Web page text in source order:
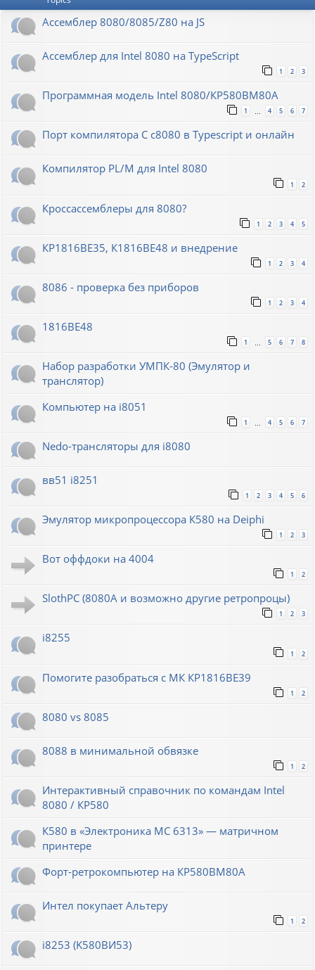
i
i
t
Ассемблер 8080/8085/Z80 на JS
Ассемблер для Intel 8080 на TypeScript
1 2 3
Программная модель Intel 8080/КР580ВМ80А
1 … 4 5 6 7
Порт компилятора С с8080 в Typescript и онлайн
Компилятор PL/M для Intel 8080
1 2
Кроссассемблеры для 8080?
1 2 3 4 5
КР1816ВЕ35, К1816ВЕ48 и внедрение
1 2 3 4
8086 - проверка без приборов
1 2 3 4
1816ВЕ48
1 5 6 7 8
Набор разработки УМПК-80 (Эмулятор и
транслятор)
Компьютер на i8051
1 … 4 5 6 7
Nedo-трансляторы для i8080
вв51 i8251
1 2 3 4 5 6
Эмулятор микропроцессора К580 на Deiphi
1 2 3
Вот оффдоки на 4004
1 2
SlothPC (8080A и возможно другие ретропроцы)
1 2 3
i8255
1 2
Помогите разобраться с МК КР1816ВЕ39
1 2
8080 vs 8085
8088 в минимальной обвязке
1 2
Интерактивный справочник по командам Intel
8080 / КР580
К580 в «Электроника МС 6313» — матричном
принтере
Форт-ретрокомпьютер на КР580ВМ80А
Интел покупает Альтеру
1 2
i8253 (K580ВИ53)